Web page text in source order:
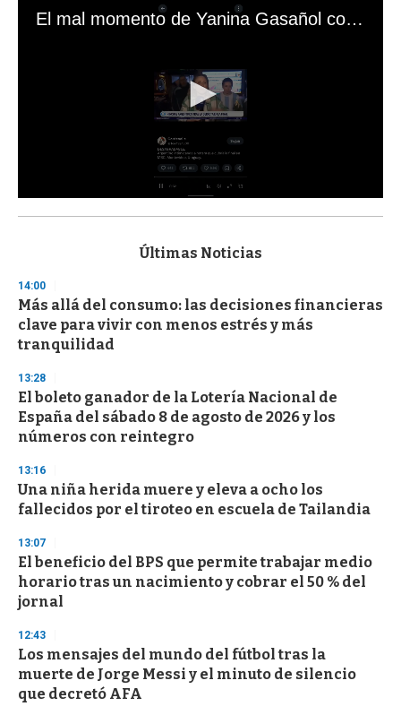
El mal momento de Yanina Gasañol con un hincha argentino en "Subrayado"
s
d
s
o
f
3
s
e
c
o
n
Últimas Noticias
14:00
Más allá del consumo: las decisiones financieras
clave para vivir con menos estrés y más
tranquilidad
13:28
El boleto ganador de la Lotería Nacional de
España del sábado 8 de agosto de 2026 y los
números con reintegro
13:16
Una niña herida muere y eleva a ocho los
fallecidos por el tiroteo en escuela de Tailandia
13:07
El beneficio del BPS que permite trabajar medio
horario tras un nacimiento y cobrar el 50 % del
jornal
12:43
Los mensajes del mundo del fútbol tras la
muerte de Jorge Messi y el minuto de silencio
que decretó AFA